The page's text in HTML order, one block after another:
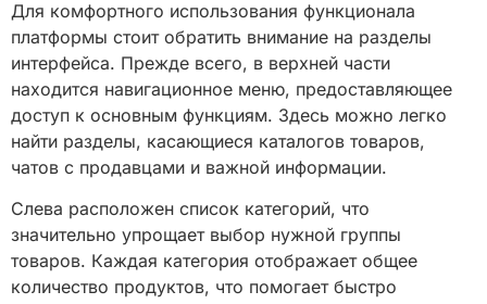
Для комфортного использования функционала
платформы стоит обратить внимание на разделы
интерфейса. Прежде всего, в верхней части
находится навигационное меню, предоставляющее
доступ к основным функциям. Здесь можно легко
найти разделы, касающиеся каталогов товаров,
чатов с продавцами и важной информации.
Слева расположен список категорий, что
значительно упрощает выбор нужной группы
товаров. Каждая категория отображает общее
количество продуктов, что помогает быстро